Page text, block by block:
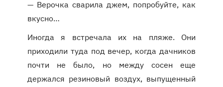
— Верочка сварила джем, попробуйте, как
вкусно…
Иногда я встречала их на пляже. Они
приходили туда под вечер, когда дачников
почти не было, но между сосен еще
держался резиновый воздух, выпущенный